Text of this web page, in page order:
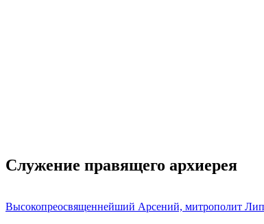
Служение правящего архиерея
Высокопреосвященнейший Арсений, митрополит